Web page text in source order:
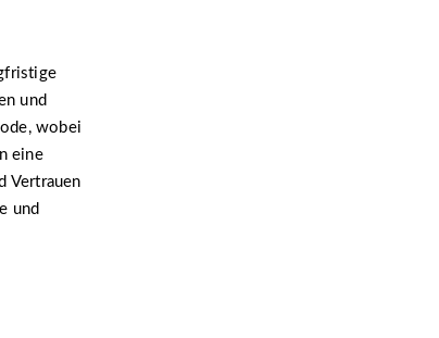
und
wobei
eine
Vertrauen
und